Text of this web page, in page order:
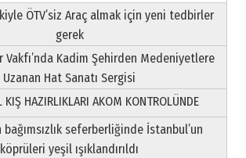
ÖTV’siz Araç almak için yeni tedbirler
gerek
Kadim Şehirden Medeniyetlere
Uzanan Hat Sanatı Sergisi
HAZIRLIKLARI AKOM KONTROLÜNDE
bağımsızlık seferberliğinde İstanbul’un
köprüleri yeşil ışıklandırıldı
Yeri
Gündoğdu
ÜÇ KIZI
2026 Perşembe